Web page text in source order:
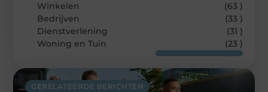
GERELATEERDE BERICHTEN
Winkelen
(63 )
Bedrijven
(33 )
Dienstverlening
(31 )
Woning en Tuin
(23 )